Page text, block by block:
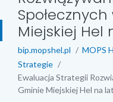
Miejskiej Hel
bip.mopshel.pl MOPS
Strategie
Ewaluacja Strategii
Gminie Miejskiej Hel na